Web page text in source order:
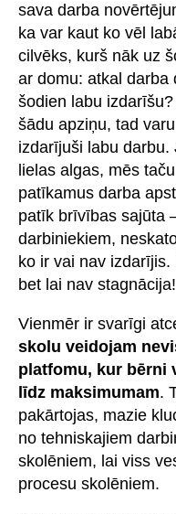
sava darba
ka var kaut ko vēl
cilvēks, kurš nāk uz
ar domu: atkal
šodien labu
šādu apziņu, tad
izdarījuši labu darbu.
lielas algas, mēs
patīkamus darba
patīk brīvības sajūta
darbiniekiem,
ko ir vai nav
bet lai nav stagnācija!
Vienmēr ir svarīgi
skolu veidojam
platfomu, kur bērni
līdz maksimumam.
pakārtojas, mazie
no tehniskajiem
skolēniem, lai viss
procesu skolēniem.